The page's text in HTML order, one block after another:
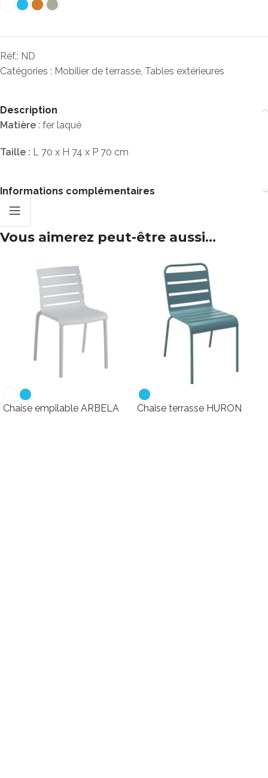
Réf.: ND
Catégories : Mobilier de terrasse, Tables extérieures
Description
Matière : fer laqué
Taille : L 70 x H 74 x P 70 cm
Informations complémentaires
Vous aimerez peut-être aussi…
Chaise empilable ARBELA Chaise terrasse HURON